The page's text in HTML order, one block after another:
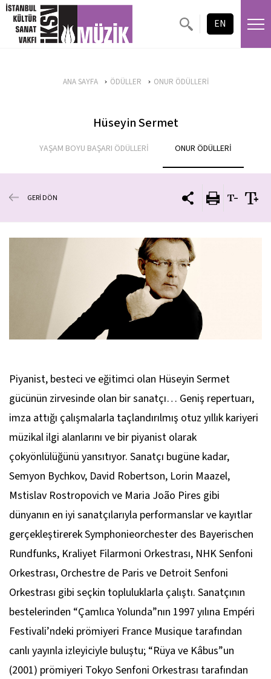
EN
ANA SAYFA ÖDÜLLER ONUR ÖDÜLLERİ
Hüseyin Sermet
YAŞAM BOYU BAŞARI ÖDÜLLERİ ONUR ÖDÜLLERİ
GERİ DÖN
Piyanist, besteci ve eğitimci olan Hüseyin Sermet
gücünün zirvesinde olan bir sanatçı… Geniş repertuarı,
imza attığı çalışmalarla taçlandırılmış otuz yıllık kariyeri
müzikal ilgi alanlarını ve bir piyanist olarak
çokyönlülüğünü yansıtıyor. Sanatçı bugüne kadar,
Semyon Bychkov, David Robertson, Lorin Maazel,
Mstislav Rostropovich ve Maria João Pires gibi
dünyanın en iyi sanatçılarıyla performanslar ve kayıtlar
gerçekleştirerek Symphonieorchester des Bayerischen
Rundfunks, Kraliyet Filarmoni Orkestrası, NHK Senfoni
Orkestrası, Orchestre de Paris ve Detroit Senfoni
Orkestrası gibi seçkin topluluklarla çalıştı. Sanatçının
bestelerinden “Çamlıca Yolunda”nın 1997 yılına Empéri
Festivali’ndeki prömiyeri France Musique tarafından
canlı yayınla izleyiciyle buluştu; “Rüya ve Kâbus”un
(2001) prömiyeri Tokyo Senfoni Orkestrası tarafından